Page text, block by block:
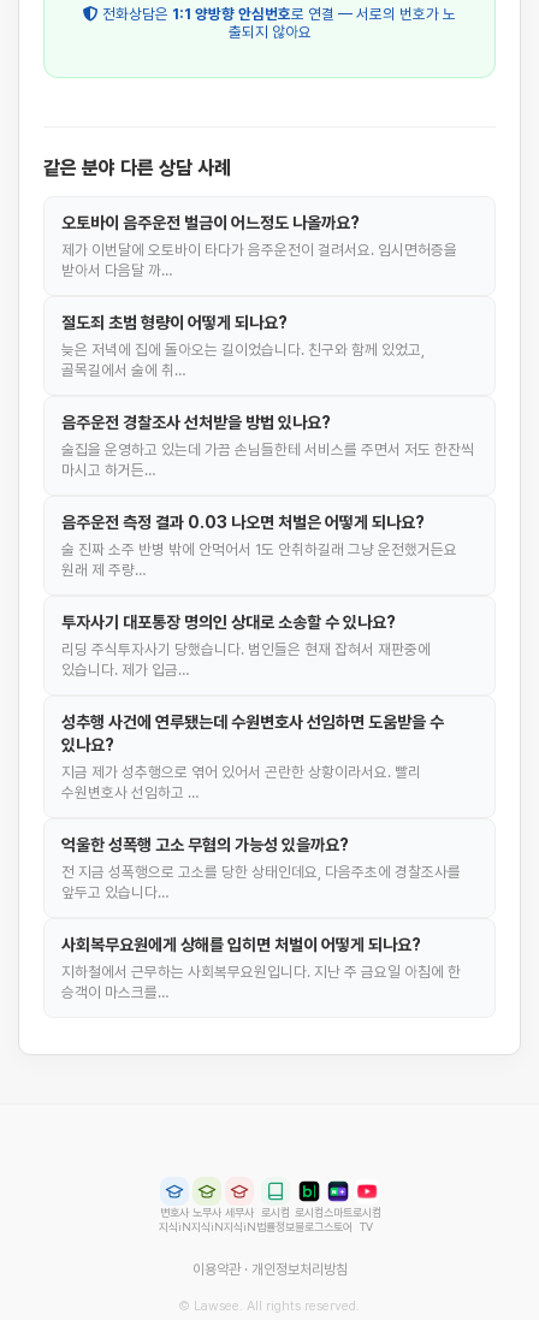
전화상담은 1:1 양방향 안심번호로 연결 — 서로의 번호가 노
출되지 않아요
같은 분야 다른 상담 사례
오토바이 음주운전 벌금이 어느정도 나올까요?
제가 이번달에 오토바이 타다가 음주운전이 걸려서요. 임시면허증을
받아서 다음달 까…
절도죄 초범 형량이 어떻게 되나요?
늦은 저녁에 집에 돌아오는 길이었습니다. 친구와 함께 있었고,
골목길에서 술에 취…
음주운전 경찰조사 선처받을 방법 있나요?
술집을 운영하고 있는데 가끔 손님들한테 서비스를 주면서 저도 한잔씩
마시고 하거든…
음주운전 측정 결과 0.03 나오면 처벌은 어떻게 되나요?
술 진짜 소주 반병 밖에 안먹어서 1도 안취하길래 그냥 운전했거든요
원래 제 주량…
투자사기 대포통장 명의인 상대로 소송할 수 있나요?
리딩 주식투자사기 당했습니다. 범인들은 현재 잡혀서 재판중에
있습니다. 제가 입금…
성추행 사건에 연루됐는데 수원변호사 선임하면 도움받을 수
있나요?
지금 제가 성추행으로 엮어 있어서 곤란한 상황이라서요. 빨리
수원변호사 선임하고 …
억울한 성폭행 고소 무혐의 가능성 있을까요?
전 지금 성폭행으로 고소를 당한 상태인데요, 다음주초에 경찰조사를
앞두고 있습니다…
사회복무요원에게 상해를 입히면 처벌이 어떻게 되나요?
지하철에서 근무하는 사회복무요원입니다. 지난 주 금요일 아침에 한
승객이 마스크를…
변호사
지식iN
노무사
지식iN
세무사
지식iN
로시컴
법률정보
로시컴
블로그
스마트
스토어
로시컴
TV
이용약관· 개인정보처리방침
© Lawsee. All rights reserved.